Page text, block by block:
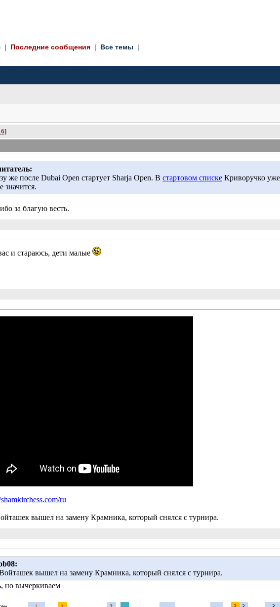
| Последние сообщения | Все темы |
же после Dubai Open стартует Sharja Open. В стартовом списке Криворучко
значится.
за благую весть.
и стараюсь, дети малые
ru
вышел на замену Крамника, который снялся с турнира.
вышел на замену Крамника, который снялся с турнира.
но вычеркиваем